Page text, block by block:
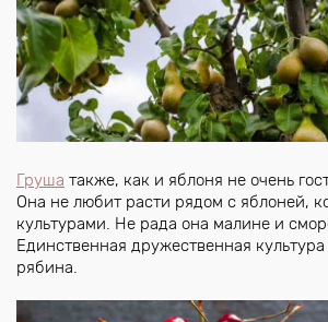
Груша также, как и яблоня не очень
Она не любит расти рядом с яблоней,
культурами. Не рада она малине и
Единственная дружественная
рябина.